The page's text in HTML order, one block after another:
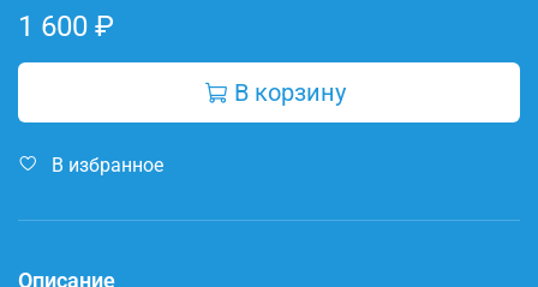
1 600 ₽
В корзину
В избранное
Описание